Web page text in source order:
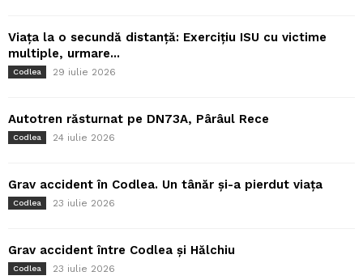
Viața la o secundă distanță: Exercițiu ISU cu victime
multiple, urmare...
Codlea 29 iulie 2026
Autotren răsturnat pe DN73A, Pârâul Rece
Codlea 24 iulie 2026
Grav accident în Codlea. Un tânăr și-a pierdut viața
Codlea 23 iulie 2026
Grav accident între Codlea și Hălchiu
Codlea 23 iulie 2026